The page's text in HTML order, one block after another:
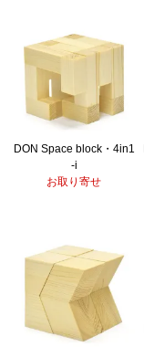
DON Space block・4in1
-i
お取り寄せ